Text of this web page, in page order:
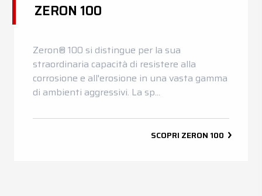
ZERON 100
Zeron® 100 si distingue per la sua
straordinaria capacità di resistere alla
corrosione e all'erosione in una vasta gamma
di ambienti aggressivi. La sp...
SCOPRI ZERON 100